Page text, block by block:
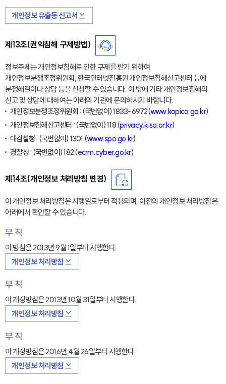
개인정보 유출등 신고서
제13조(권익침해 구제방법)
정보주체는 개인정보침해로 인한 구제를 받기 위하여
개인정보분쟁조정위원회, 한국인터넷진흥원 개인정보침해신고센터 등에
분쟁해결이나 상담 등을 신청할 수 있습니다. 이 밖에 기타 개인정보침해의
신고 및 상담에 대하여는 아래의 기관에 문의하시기 바랍니다.
개인정보분쟁조정위원회 : (국번없이) 1833-6972(www.kopico.go.kr)
개인정보침해신고센터 : (국번없이) 118 (privacy.kisa.or.kr)
대검찰청 : (국번없이) 1301 (www.spo.go.kr)
경찰청 : (국번없이) 182 (ecrm.cyber.go.kr)
제14조(개인정보 처리방침 변경)
이 개인정보 처리방침은 시행일로부터 적용되며, 이전의 개인정보 처리방침은
아래에서 확인할 수 있습니다.
부 칙
이 방침은 2013년 9월 1일부터 시행한다.
개인정보 처리방침
부 칙
이 개정방침은 2013년 10월 31일부터 시행한다.
개인정보 처리방침
부 칙
이 개정방침은 2016년 4월 26일부터 시행한다.
개인정보 처리방침